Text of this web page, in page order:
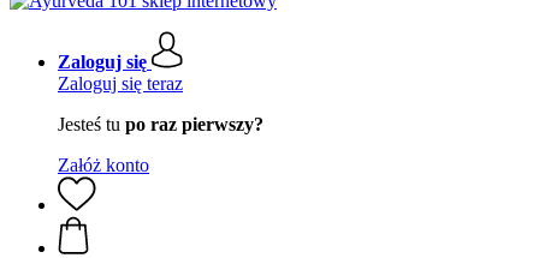
Zaloguj się
Zaloguj się teraz
Jesteś tu po raz pierwszy?
Załóż konto